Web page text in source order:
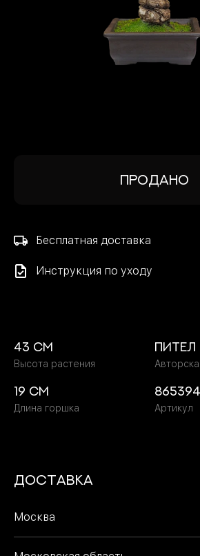
43 cм
Высота растения
19 cм
Длина горшка
Пител
865394
Артикул
Бесплатная доставка
Инструкция по уходу
Продано
Доставка
Москва